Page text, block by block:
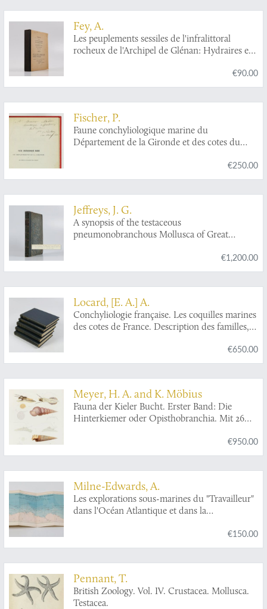
Fey, A.
Les peuplements sessiles de l'infralittoral
rocheux de l'Archipel de Glénan: Hydraires et
€90.00
Fischer, P.
Faune conchyliologique marine du
Département de la Gironde et des cotes du
€250.00
Jeffreys, J. G.
A synopsis of the testaceous
pneumonobranchous Mollusca of Great
[AND] A supplement to the 'Synopsis of
testaceous pneumonobranchous Mollusca of
€1,200.00
Locard, [E. A.] A.
Conchyliologie française. Les coquilles marines
des cotes de France. Description des familles,
Description des familles, genres et espèces.
[AND] Les coquilles marines au large des côtes
de France. Faune pélagique et faune abyssale.
Description des familles, genres et espèces.
€650.00
Meyer, H. A. and K. Möbius
Fauna der Kieler Bucht. Erster Band: Die
Hinterkiemer oder Opisthobranchia. Mit 26
Lamellibranchia nebst einen Supplement zu
den Opisthobranchia. Mit 24 Tafeln.
€950.00
Milne-Edwards, A.
Les explorations sous-marines du "Travailleur"
dans l'Océan Atlantique et dans la
€150.00
Pennant, T.
British Zoology. Vol. IV. Crustacea. Mollusca.
Testacea.